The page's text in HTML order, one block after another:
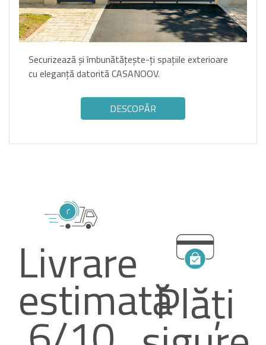
Securizează și îmbunătățește-ți spațiile exterioare
cu eleganță datorită CASANOOV.
DESCOPĂR
Livrare
estimatăPlăți